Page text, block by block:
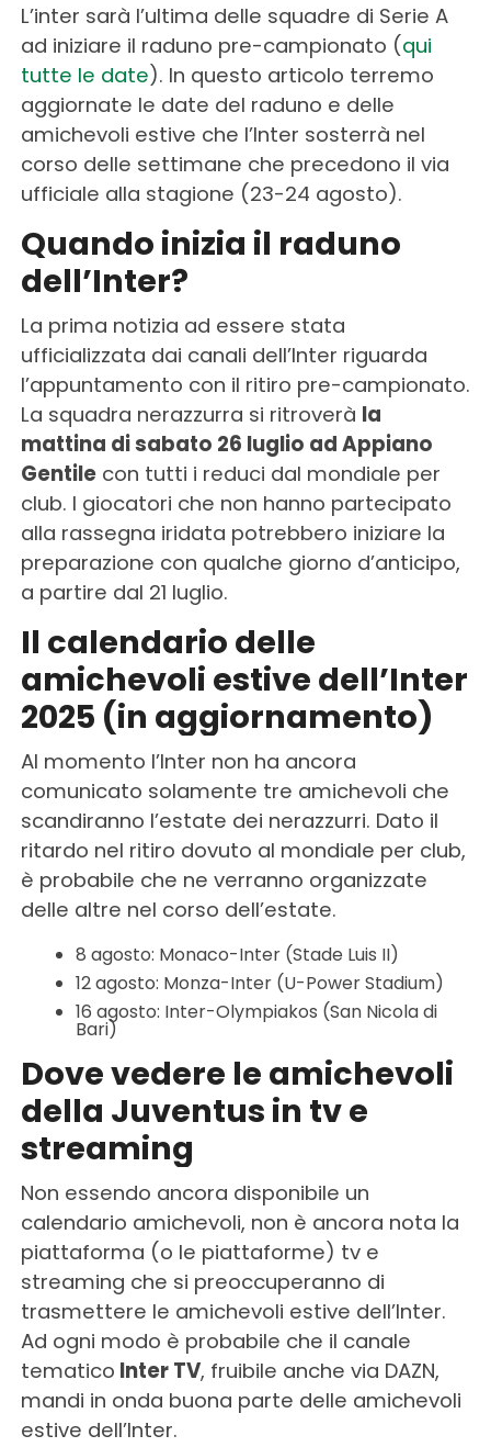
L’inter sarà l’ultima delle squadre di Serie A
ad iniziare il raduno pre-campionato (qui
tutte le date). In questo articolo terremo
aggiornate le date del raduno e delle
amichevoli estive che l’Inter sosterrà nel
corso delle settimane che precedono il via
ufficiale alla stagione (23-24 agosto).
Quando inizia il raduno
dell’Inter?
La prima notizia ad essere stata
ufficializzata dai canali dell’Inter riguarda
l’appuntamento con il ritiro pre-campionato.
La squadra nerazzurra si ritroverà la
mattina di sabato 26 luglio ad Appiano
Gentilecon tutti i reduci dal mondiale per
club. I giocatori che non hanno partecipato
alla rassegna iridata potrebbero iniziare la
preparazione con qualche giorno d’anticipo,
a partire dal 21 luglio.
Il calendario delle
amichevoli estive dell’Inter
2025 (in aggiornamento)
Al momento l’Inter non ha ancora
comunicato solamente tre amichevoli che
scandiranno l’estate dei nerazzurri. Dato il
ritardo nel ritiro dovuto al mondiale per club,
è probabile che ne verranno organizzate
delle altre nel corso dell’estate.
8 agosto: Monaco-Inter (Stade Luis II)
12 agosto: Monza-Inter (U-Power Stadium)
16 agosto: Inter-Olympiakos (San Nicola di
Bari)
Dove vedere le amichevoli
della Juventus in tv e
streaming
Non essendo ancora disponibile un
calendario amichevoli, non è ancora nota la
piattaforma (o le piattaforme) tv e
streaming che si preoccuperanno di
trasmettere le amichevoli estive dell’Inter.
Ad ogni modo è probabile che il canale
tematico Inter TV, fruibile anche via DAZN,
mandi in onda buona parte delle amichevoli
estive dell’Inter.